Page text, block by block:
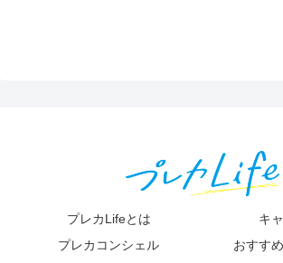
プレカLifeとは
キ
プレカコンシェル
おすす